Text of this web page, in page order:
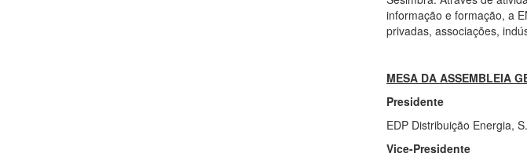
informação e formação, a
privadas, associações,
MESA DA ASSEMBLEIA
Presidente
EDP Distribuição Energia,
Vice-Presidente